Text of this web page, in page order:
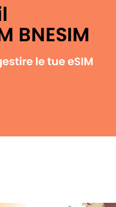
BNESIM
le tue eSIM